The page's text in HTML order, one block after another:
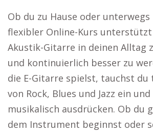
Ob du zu Hause oder
flexibler Online-Kurs
Akustik-Gitarre in deinen Alltag
und kontinuierlich besser zu
die E-Gitarre spielst, tauchst du
von Rock, Blues und Jazz ein
musikalisch ausdrücken. Ob du
dem Instrument beginnst oder